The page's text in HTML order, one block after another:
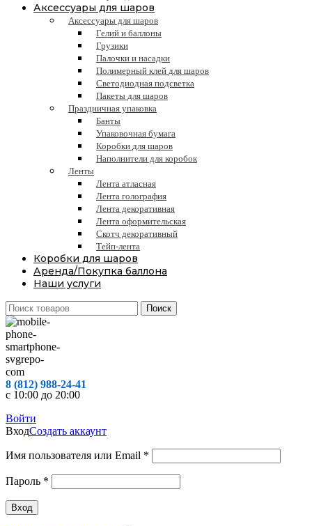
Аксессуары для шаров
Аксессуары для шаров
Гелий и баллоны
Грузики
Палочки и насадки
Полимерный клей для шаров
Светодиодная подсветка
Пакеты для шаров
Праздничная упаковка
Банты
Упаковочная бумага
Коробки для шаров
Наполнители для коробок
Ленты
Лента атласная
Лента голография
Лента декоративная
Лента оформительская
Скотч декоративный
Тейп-лента
Коробки для шаров
Аренда/Покупка баллона
Наши услуги
Поиск
8 (812) 988-24-41
с 10:00 до 20:00
Войти
ВходСоздать аккаунт
Имя пользователя или Email *
Пароль *
Вход